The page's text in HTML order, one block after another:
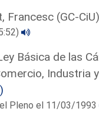
Francesc (GC-CiU)
Básica de las
Industria
Pleno el 11/03/1993